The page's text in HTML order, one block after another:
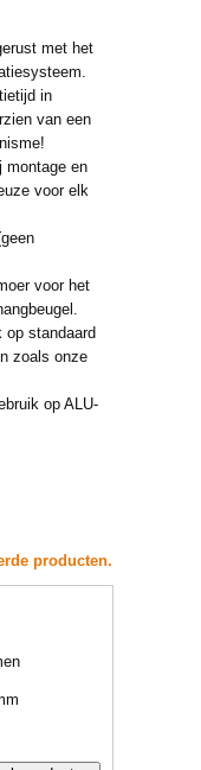
met het
in
van een
montage en
voor elk
voor het
op standaard
zoals onze
op ALU-
producten.